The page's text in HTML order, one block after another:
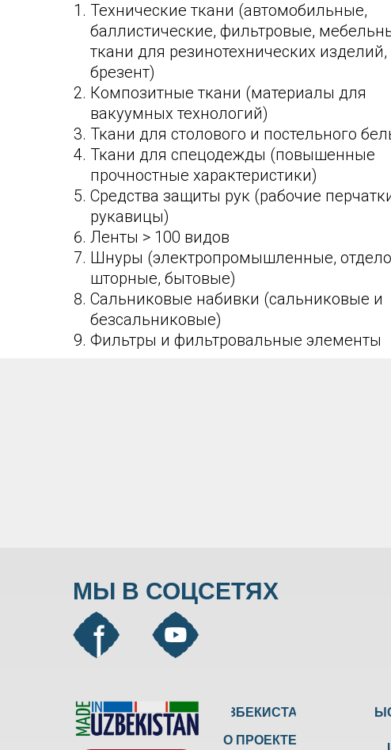
Технические ткани (автомобильные,
баллистические, фильтровые,
ткани для резинотехнических изделий,
брезент)
Композитные ткани (материалы для
вакуумных технологий)
Ткани для столового и постельного
Ткани для спецодежды (повышенные
прочностные характеристики)
Средства защиты рук (рабочие
рукавицы)
Ленты > 100 видов
Шнуры (электропромышленные,
шторные, бытовые)
Сальниковые набивки (сальниковые и
безсальниковые)
Фильтры и фильтровальные элементы
МЫ В СОЦСЕТЯХ
УЗБЕКИСТАН
О ПРОЕКТЕ